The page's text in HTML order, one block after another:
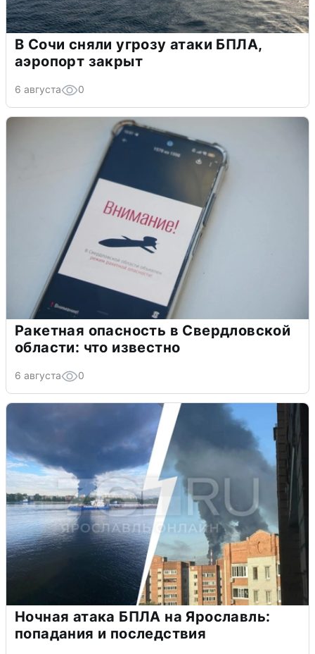
В Сочи сняли угрозу атаки БПЛА,
аэропорт закрыт
6 августа 0
Ракетная опасность в Свердловской
области: что известно
6 августа 0
Ночная атака БПЛА на Ярославль:
попадания и последствия